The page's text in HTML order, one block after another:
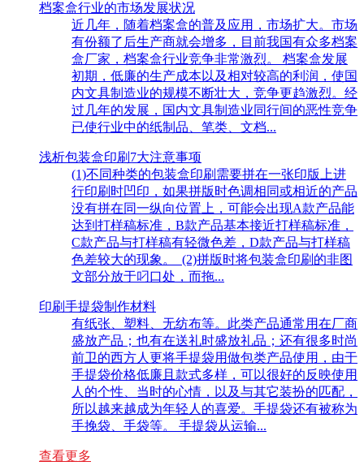
档案盒行业的市场发展状况
近几年，随着档案盒的普及应用，市场扩大。市场
有份额了后生产商就会增多，目前我国有众多档案
盒厂家，档案盒行业竞争非常激烈。 档案盒发展
初期，低廉的生产成本以及相对较高的利润，使国
内文具制造业的规模不断壮大，竞争更趋激烈。经
过几年的发展，国内文具制造业同行间的恶性竞争
已使行业中的纸制品、笔类、文档...
浅析包装盒印刷7大注意事项
(1)不同种类的包装盒印刷需要拼在一张印版上进
行印刷时凹印，如果拼版时色调相同或相近的产品
没有拼在同一纵向位置上，可能会出现A款产品能
达到打样稿标准，B款产品基本接近打样稿标准，
C款产品与打样稿有轻微色差，D款产品与打样稿
色差较大的现象。 (2)拼版时将包装盒印刷的非图
文部分放于叼口处，而拖...
印刷手提袋制作材料
有纸张、塑料、无纺布等。此类产品通常用在厂商
盛放产品；也有在送礼时盛放礼品；还有很多时尚
前卫的西方人更将手提袋用做包类产品使用，由于
手提袋价格低廉且款式多样，可以很好的反映使用
人的个性、当时的心情，以及与其它装扮的匹配，
所以越来越成为年轻人的喜爱。手提袋还有被称为
手挽袋、手袋等。 手提袋从运输...
查看更多